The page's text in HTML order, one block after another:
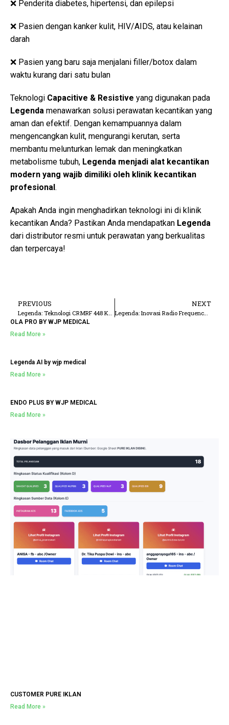
❌ Penderita diabetes, hipertensi, dan epilepsi
❌ Pasien dengan kanker kulit, HIV/AIDS, atau kelainan
darah
❌ Pasien yang baru saja menjalani filler/botox dalam
waktu kurang dari satu bulan
Teknologi Capacitive & Resistive yang digunakan pada
Legenda menawarkan solusi perawatan kecantikan yang
aman dan efektif. Dengan kemampuannya dalam
mengencangkan kulit, mengurangi kerutan, serta
membantu melunturkan lemak dan meningkatkan
metabolisme tubuh, Legenda menjadi alat kecantikan
modern yang wajib dimiliki oleh klinik kecantikan
profesional.
Apakah Anda ingin menghadirkan teknologi ini di klinik
kecantikan Anda? Pastikan Anda mendapatkan Legenda
dari distributor resmi untuk perawatan yang berkualitas
dan terpercaya!
PREVIOUS NEXT
Legenda: Inovasi Radio Frequency 448 KHz untuk Perawatan Kulit dan Tubuh
OLA PRO BY WJP MEDICAL
Read More »
Legenda AI by wjp medical
Read More »
ENDO PLUS BY WJP MEDICAL
Read More »
CUSTOMER PURE IKLAN
Read More »